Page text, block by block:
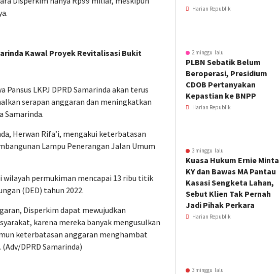
Kawal Proyek Revitalisasi Bukit
LKPJ DPRD Samarinda akan terus
serapan anggaran dan meningkatkan
Herwan Rifa’i, mengakui keterbatasan
Lampu Penerangan Jalan Umum
wilayah permukiman mencapai 13 ribu titik
(DED) tahun 2022.
Disperkim dapat mewujudkan
karena mereka banyak mengusulkan
keterbatasan anggaran menghambat
DPRD Samarinda)
Harian Republik
2 minggu lalu
PLBN Sebatik Belum
Beroperasi, Presidium
CDOB Pertanyakan
Kepastian ke BNPP
Harian Republik
3 minggu lalu
Kuasa Hukum Ernie Minta
KY dan Bawas MA Pantau
Kasasi Sengketa Lahan,
Sebut Klien Tak Pernah
Jadi Pihak Perkara
Harian Republik
3 minggu lalu